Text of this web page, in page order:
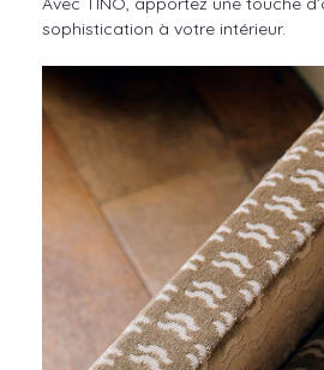
sophistication à votre intérieur.